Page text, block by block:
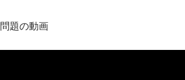
問題の動画